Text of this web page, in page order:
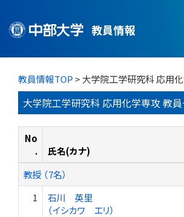
教員情報
教員情報TOP > 大学院工学研究科 応用
大学院工学研究科 応用化学専攻 教
No
.
氏名(カナ)
教授 （7名）
1
石川 英里
（イシカワ エリ）